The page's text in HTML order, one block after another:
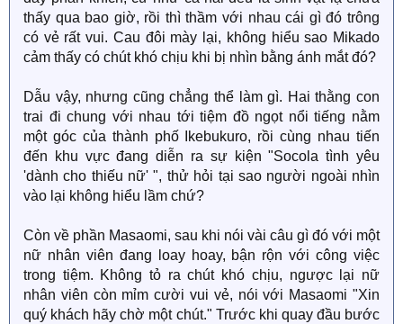
thấy qua bao giờ, rồi thì thầm với nhau cái gì đó trông
có vẻ rất vui. Cau đôi mày lại, không hiểu sao Mikado
cảm thấy có chút khó chịu khi bị nhìn bằng ánh mắt đó?
Dẫu vậy, nhưng cũng chẳng thể làm gì. Hai thằng con
trai đi chung với nhau tới tiệm đồ ngọt nổi tiếng nằm
một góc của thành phố Ikebukuro, rồi cùng nhau tiến
đến khu vực đang diễn ra sự kiện "Socola tình yêu
'dành cho thiếu nữ' ", thử hỏi tại sao người ngoài nhìn
vào lại không hiểu lầm chứ?
Còn về phần Masaomi, sau khi nói vài câu gì đó với một
nữ nhân viên đang loay hoay, bận rộn với công việc
trong tiệm. Không tỏ ra chút khó chịu, ngược lại nữ
nhân viên còn mỉm cười vui vẻ, nói với Masaomi "Xin
quý khách hãy chờ một chút." Trước khi quay đầu bước